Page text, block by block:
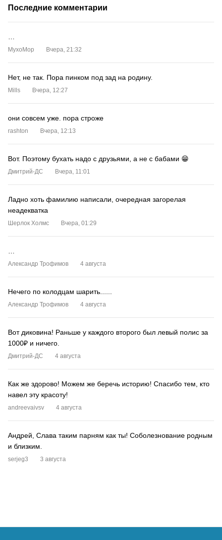
Последние комментарии
MyxoMop Вчера, 21:32
Нет, не так. Пора пинком под зад на родину.
Mills Вчера, 12:27
они совсем уже. пора строже
rashton Вчера, 12:13
Вот. Поэтому бухать надо с друзьями, а не с бабами 😁
Дмитрий-ДС Вчера, 11:01
Ладно хоть фамилию написали, очередная загорелая
неадекватка
Шерлок Холмс Вчера, 01:29
Александр Трофимов 4 августа
Нечего по колодцам шарить......
Александр Трофимов 4 августа
Вот диковина! Раньше у каждого второго был левый полис за
1000₽ и ничего.
Дмитрий-ДС 4 августа
Как же здорово! Можем же беречь историю! Спасибо тем, кто
навел эту красоту!
andreevaivsv 4 августа
Андрей, Слава таким парням как ты! Соболезнование родным
и близким.
serjeg3 3 августа